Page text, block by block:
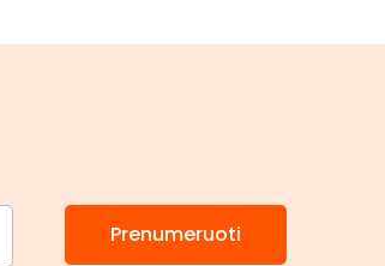
Prenumeruoti